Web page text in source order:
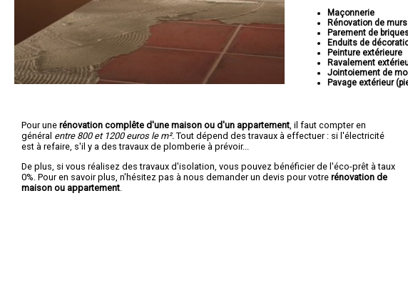
Maçonnerie
Rénovation de
Parement de
Enduits de
Peinture extérieure
Ravalement
Jointoiement de
Pavage extérieur
Pour une rénovation complête d'une maison ou d'un appartement , il faut compter en
général entre 800 et 1200 euros le m². Tout dépend des travaux à effectuer : si l'électricité
est à refaire, s'il y a des travaux de plomberie à prévoir...
De plus, si vous réalisez des travaux d'isolation, vous pouvez bénéficier de l'éco-prêt à taux
0%. Pour en savoir plus, n'hésitez pas à nous demander un devis pour votre rénovation de
maison ou appartement